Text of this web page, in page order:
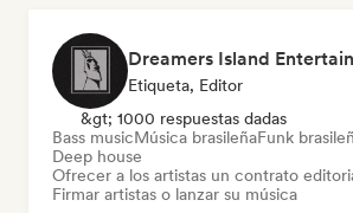
Dreamers Island
Etiqueta, Editor
&gt; 1000 respuestas dadas
Bass musicMúsica brasileñaFunk
Deep house
Ofrecer a los artistas un contrato
Firmar artistas o lanzar su música